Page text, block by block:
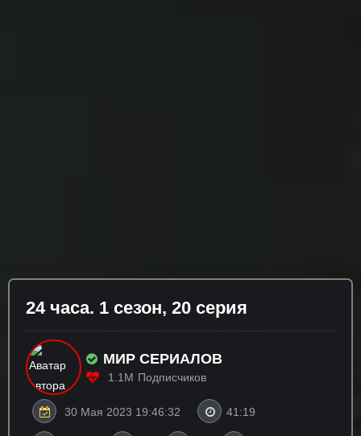
24 часа. 1 сезон, 20 серия
МИР СЕРИАЛОВ
1.1M Подписчиков
30 Мая 2023 19:46:32 41:19